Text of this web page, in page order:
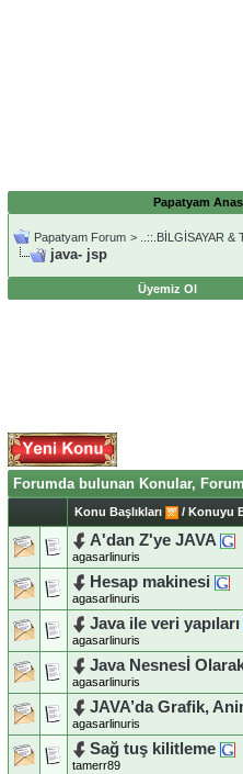
Papatyam
Papatyam Forum > ..::.BİLGİSAYAR &
java- jsp
Üyemiz Ol
Forumda bulunan Konular,
Konu Başlıkları / Konuyu
A'dan Z'ye JAVA
agasarlinuris
Hesap makinesi
agasarlinuris
Java ile veri yapıları
agasarlinuris
Java Nesnesİ
agasarlinuris
JAVA’da Grafik,
agasarlinuris
Sağ tuş kilitleme
tamerr89